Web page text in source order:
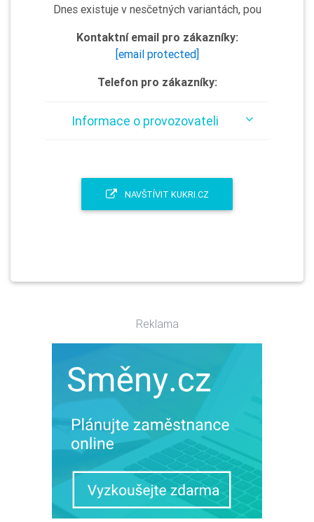
Dnes existuje v nesčetných variantách, pou
Kontaktní email pro zákazníky:
[email protected]
Telefon pro zákazníky:
Informace o provozovateli
NAVŠTÍVIT KUKRI.CZ
Reklama